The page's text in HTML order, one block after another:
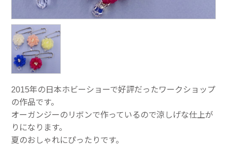
2015年の日本ホビーショーで好評だったワークショップ
の作品です。
オーガンジーのリボンで作っているので涼しげな仕上が
りになります。
夏のおしゃれにぴったりです。